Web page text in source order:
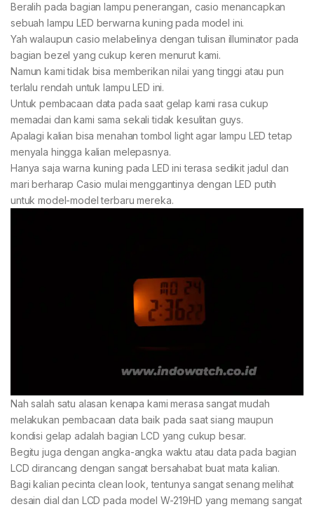
Beralih pada bagian lampu penerangan, casio menancapkan
sebuah lampu LED berwarna kuning pada model ini.
Yah walaupun casio melabelinya dengan tulisan illuminator pada
bagian bezel yang cukup keren menurut kami.
Namun kami tidak bisa memberikan nilai yang tinggi atau pun
terlalu rendah untuk lampu LED ini.
Untuk pembacaan data pada saat gelap kami rasa cukup
memadai dan kami sama sekali tidak kesulitan guys.
Apalagi kalian bisa menahan tombol light agar lampu LED tetap
menyala hingga kalian melepasnya.
Hanya saja warna kuning pada LED ini terasa sedikit jadul dan
mari berharap Casio mulai menggantinya dengan LED putih
untuk model-model terbaru mereka.
Nah salah satu alasan kenapa kami merasa sangat mudah
melakukan pembacaan data baik pada saat siang maupun
kondisi gelap adalah bagian LCD yang cukup besar.
Begitu juga dengan angka-angka waktu atau data pada bagian
LCD dirancang dengan sangat bersahabat buat mata kalian.
Bagi kalian pecinta clean look, tentunya sangat senang melihat
desain dial dan LCD pada model W-219HD yang memang sangat